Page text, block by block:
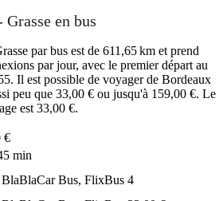
en bus
par bus est de 611,65 km et prend
par jour, avec le premier départ au
Il est possible de voyager de Bordeaux
peu que 33,00 € ou jusqu'à 159,00 €. Le
est 33,00 €.
€
min
Bus, FlixBus 4